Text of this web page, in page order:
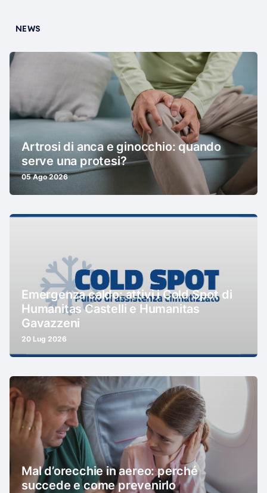
NEWS
Artrosi di anca e ginocchio: quando
serve una protesi?
05 Ago 2026
Emergenza caldo: attivi i Cold Spot di
Humanitas Castelli e Humanitas
Gavazzeni
20 Lug 2026
Mal d’orecchie in aereo: perché
succede e come prevenirlo